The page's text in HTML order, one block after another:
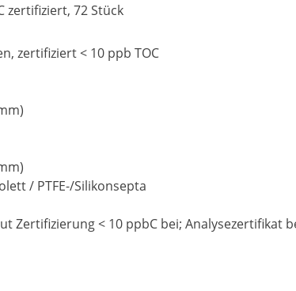
zertifiziert, 72 Stück
zertifiziert < 10 ppb TOC
/ PTFE-/Silikonsepta
Zertifizierung < 10 ppbC bei; Analysezertifikat